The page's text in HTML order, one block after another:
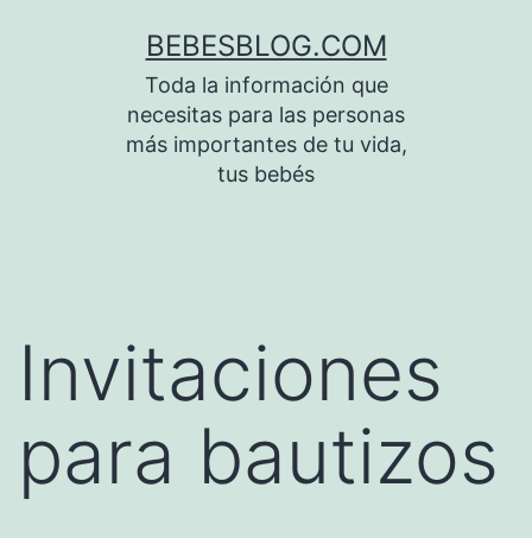
BEBESBLOG.COM
Toda la información que
necesitas para las personas
más importantes de tu vida,
tus bebés
Invitaciones
para bautizos